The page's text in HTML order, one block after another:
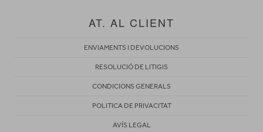
AT. AL CLIENT
ENVIAMENTS I DEVOLUCIONS
RESOLUCIÓ DE LITIGIS
CONDICIONS GENERALS
POLITICA DE PRIVACITAT
AVÍS LEGAL